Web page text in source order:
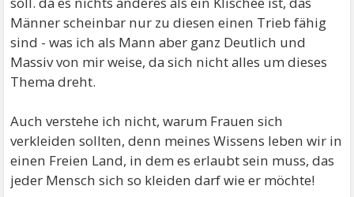
Männer scheinbar nur zu diesen einen Trieb fähig
sind - was ich als Mann aber ganz Deutlich und
Massiv von mir weise, da sich nicht alles um dieses
Thema dreht.
Auch verstehe ich nicht, warum Frauen sich
verkleiden sollten, denn meines Wissens leben wir in
einen Freien Land, in dem es erlaubt sein muss, das
jeder Mensch sich so kleiden darf wie er möchte!